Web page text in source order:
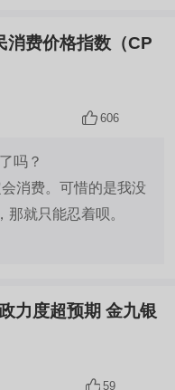
公司单笔融资纪录，
砺思资本在本轮中出
信息，汤臣倍健参股
术壁垒、商业化进度和
AI）是当前潜力相
说明 月之暗面
第一梯队的创业公
，Kimi产品在长文本
现规模化正向营收的标
高。 原粒半导体 作
卡位了大模型本地部
606
吗？
消费。可惜的是我没
就只能忍着呗。
59